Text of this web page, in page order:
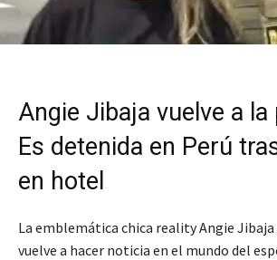
Angie Jibaja vuelve a la
Es detenida en Perú
en hotel
La emblemática chica reality Angie Jibaja
vuelve a hacer noticia en el mundo del